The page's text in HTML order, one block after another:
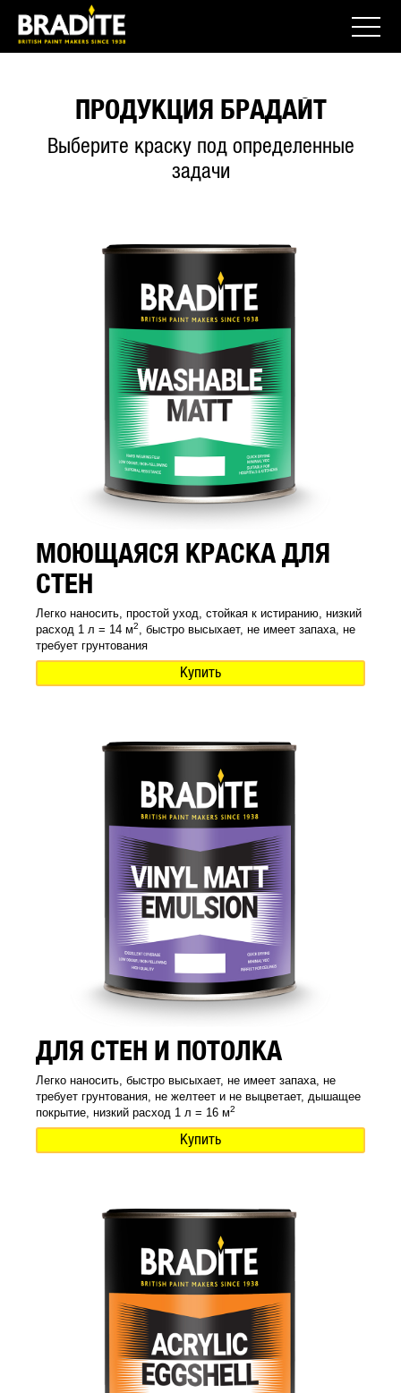
ПРОДУКЦИЯ БРАДАЙТ
Выберите краску под определенные
задачи
МОЮЩАЯСЯ КРАСКА ДЛЯ
СТЕН
Легко наносить, простой уход, стойкая к истиранию, низкий
расход 1 л = 14 м2
, быстро высыхает, не имеет запаха, не
требует грунтования
Купить
ДЛЯ СТЕН И ПОТОЛКА
Легко наносить, быстро высыхает, не имеет запаха, не
требует грунтования, не желтеет и не выцветает, дышащее
покрытие, низкий расход 1 л = 16 м2
Купить